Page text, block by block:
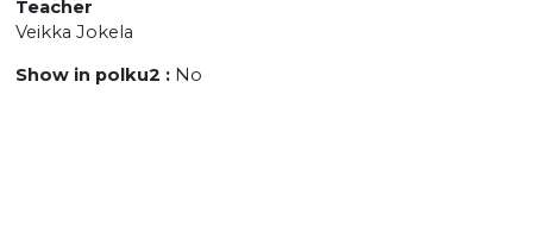
Teacher
Veikka Jokela
Show in polku2 : No